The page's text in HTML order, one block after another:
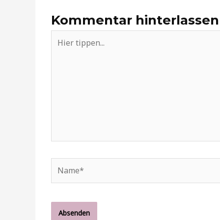
Kommentar hinterlassen
tippen...